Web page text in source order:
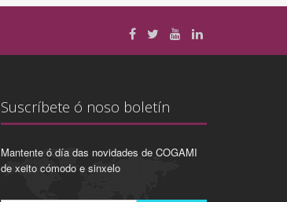
Suscríbete ó noso boletín
Mantente ó día das novidades de COGAMI
de xeito cómodo e sinxelo